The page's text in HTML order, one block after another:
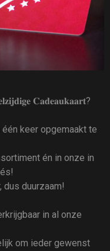
𝐂𝐚𝐝𝐞𝐚𝐮𝐤𝐚𝐚𝐫𝐭?
keer opgemaakt te
én in onze in
dus duurzaam!
in al onze
om ieder gewenst